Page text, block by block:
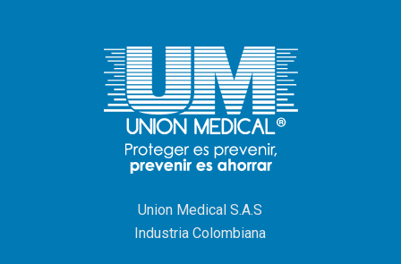
Union Medical S.A.S
Industria Colombiana